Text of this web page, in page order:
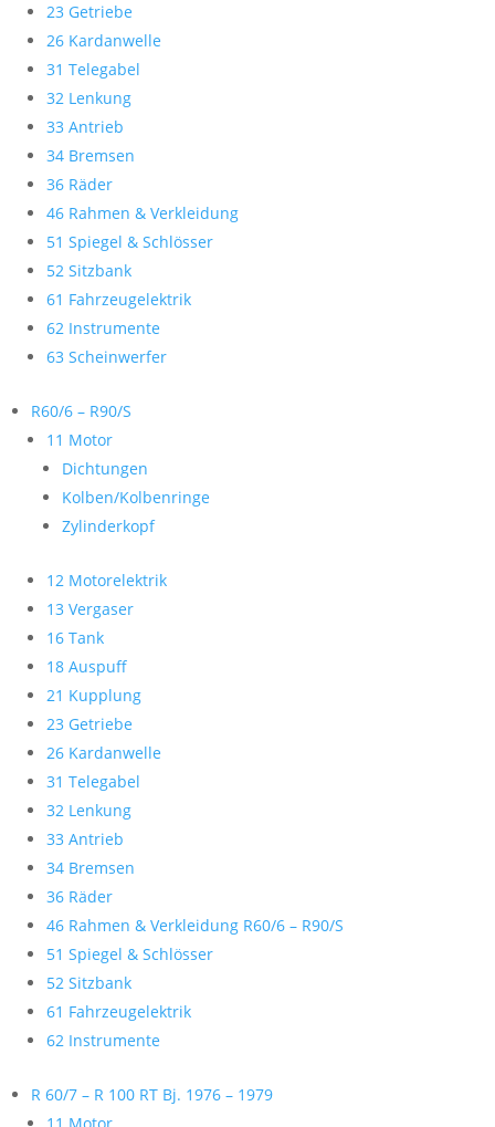
23 Getriebe
26 Kardanwelle
31 Telegabel
32 Lenkung
33 Antrieb
34 Bremsen
36 Räder
46 Rahmen & Verkleidung
51 Spiegel & Schlösser
52 Sitzbank
61 Fahrzeugelektrik
62 Instrumente
63 Scheinwerfer
R60/6 – R90/S
11 Motor
Dichtungen
Kolben/Kolbenringe
Zylinderkopf
12 Motorelektrik
13 Vergaser
16 Tank
18 Auspuff
21 Kupplung
23 Getriebe
26 Kardanwelle
31 Telegabel
32 Lenkung
33 Antrieb
34 Bremsen
36 Räder
46 Rahmen & Verkleidung R60/6 – R90/S
51 Spiegel & Schlösser
52 Sitzbank
61 Fahrzeugelektrik
62 Instrumente
R 60/7 – R 100 RT Bj. 1976 – 1979